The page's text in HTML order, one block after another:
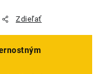
Zdieľať